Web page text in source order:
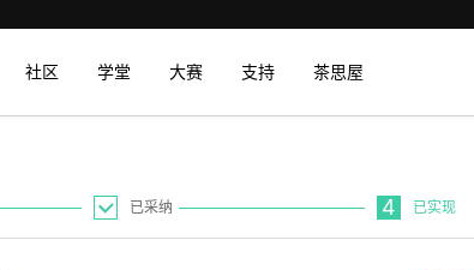
社区 学堂 大赛 支持 茶思屋
已采纳 4 已实现